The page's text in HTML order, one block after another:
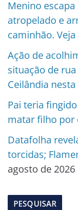
Menino
atropelado e
caminhão.
Ação de
situação de
Ceilândia nesta
Pai teria
matar filho por
Datafolha
torcidas;
agosto de 2026
PESQUISAR